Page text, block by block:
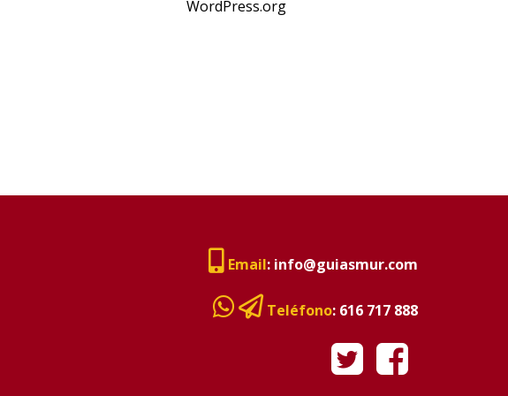
WordPress.org
Email: info@guiasmur.com
Teléfono: 616 717 888